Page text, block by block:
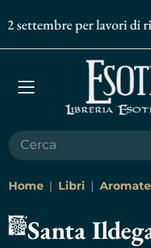
per lavori di
Apri
Home Libri
Santa